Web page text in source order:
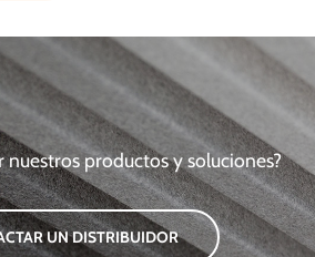
nuestros productos y soluciones?
UN DISTRIBUIDOR